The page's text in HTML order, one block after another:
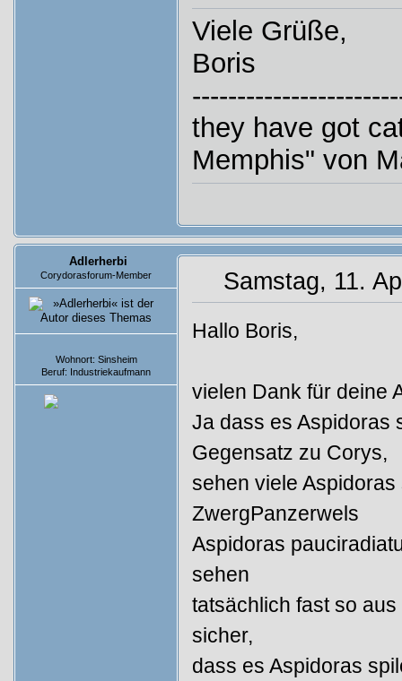
Viele Grüße,
Boris
they have got
Memphis" von
Adlerherbi
Corydorasforum-Member
Wohnort: Sinsheim
Beruf: Industriekaufmann
Samstag, 11.
Hallo Boris,
vielen Dank für deine
Ja dass es Aspidoras
Gegensatz zu Corys,
sehen viele
ZwergPanzerwels
Aspidoras
sehen
tatsächlich fast so
sicher,
dass es Aspidoras